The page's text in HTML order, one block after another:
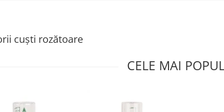
cuști rozătoare
CELE MAI